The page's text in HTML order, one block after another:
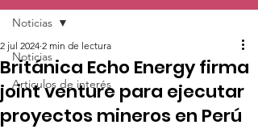
Noticias
Articulos de interés
Noticias
Británica Echo Energy firma
joint venture para ejecutar
proyectos mineros en Perú
2 jul 2024 2 min de lectura